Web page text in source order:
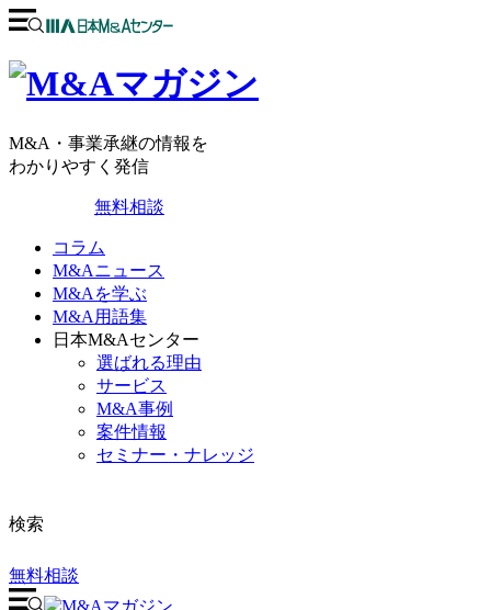
M&A・事業承継の情報を
わかりやすく発信
無料相談
コラム
M&Aニュース
M&Aを学ぶ
M&A用語集
日本M&Aセンター
選ばれる理由
サービス
M&A事例
案件情報
セミナー・ナレッジ
検索
無料相談